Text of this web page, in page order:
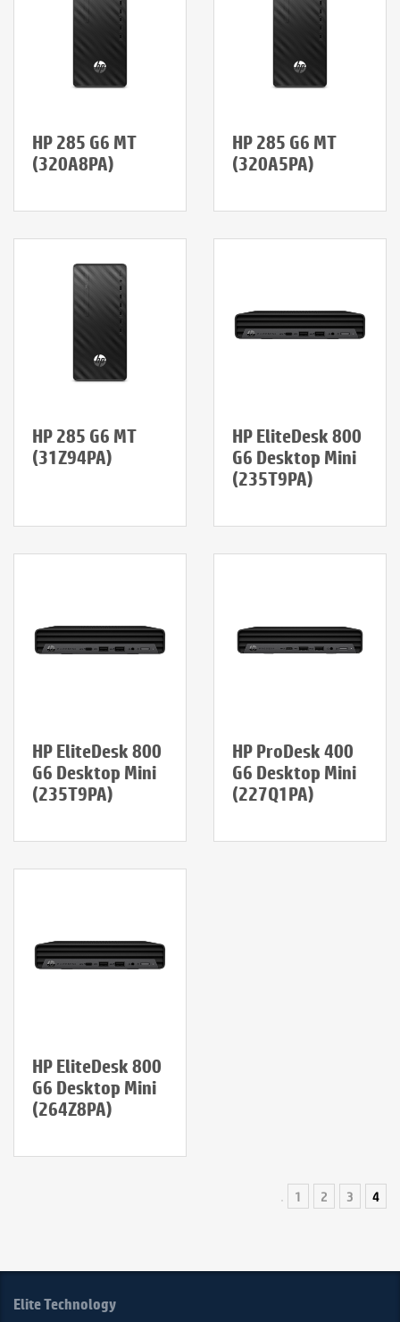
HP 285 G6 MT
(320A8PA)
HP 285 G6 MT
(320A5PA)
HP 285 G6 MT
(31Z94PA)
HP EliteDesk 800
G6 Desktop Mini
(235T9PA)
HP EliteDesk 800
G6 Desktop Mini
(235T9PA)
HP ProDesk 400
G6 Desktop Mini
(227Q1PA)
HP EliteDesk 800
G6 Desktop Mini
(264Z8PA)
1 2 3 4
Elite Technology